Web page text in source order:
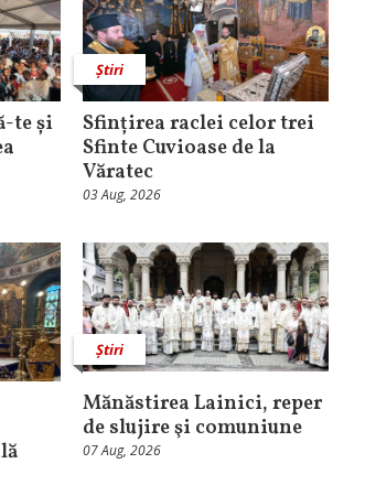
te și
Știri
Sfințirea raclei celor trei
Sfinte Cuvioase de la
Văratec
03 Aug, 2026
Știri
Mănăstirea Lainici, reper
de slujire şi comuniune
07 Aug, 2026